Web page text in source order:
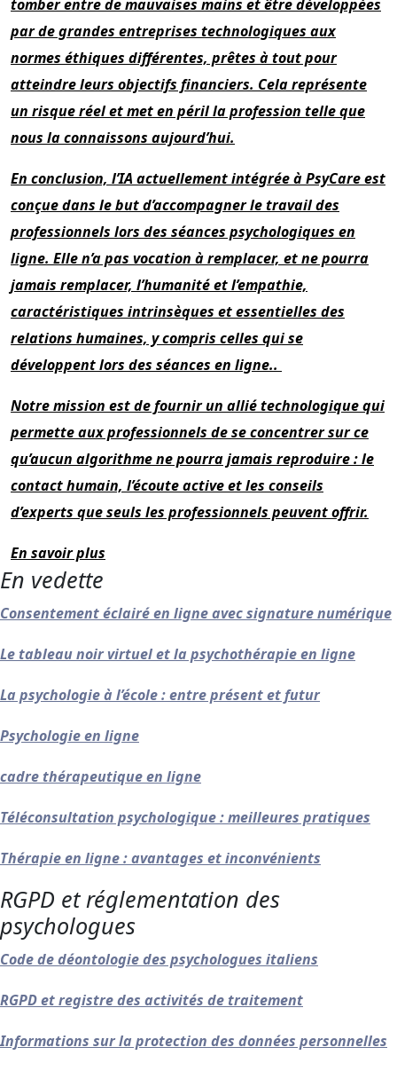
tomber entre de mauvaises mains et être développées
par de grandes entreprises technologiques aux
normes éthiques différentes, prêtes à tout pour
atteindre leurs objectifs financiers. Cela représente
un risque réel et met en péril la profession telle que
nous la connaissons aujourd’hui.
En conclusion, l’IA actuellement intégrée à PsyCare est
conçue dans le but d’accompagner le travail des
professionnels lors des séances psychologiques en
ligne. Elle n’a pas vocation à remplacer, et ne pourra
jamais remplacer, l’humanité et l’empathie,
caractéristiques intrinsèques et essentielles des
relations humaines, y compris celles qui se
développent lors des séances en ligne..
Notre mission est de fournir un allié technologique qui
permette aux professionnels de se concentrer sur ce
qu’aucun algorithme ne pourra jamais reproduire : le
contact humain, l’écoute active et les conseils
d’experts que seuls les professionnels peuvent offrir.
En savoir plus
En vedette
Consentement éclairé en ligne avec signature numérique
Le tableau noir virtuel et la psychothérapie en ligne
La psychologie à l’école : entre présent et futur
Psychologie en ligne
cadre thérapeutique en ligne
Téléconsultation psychologique : meilleures pratiques
Thérapie en ligne : avantages et inconvénients
RGPD et réglementation des
psychologues
Code de déontologie des psychologues italiens
RGPD et registre des activités de traitement
Informations sur la protection des données personnelles